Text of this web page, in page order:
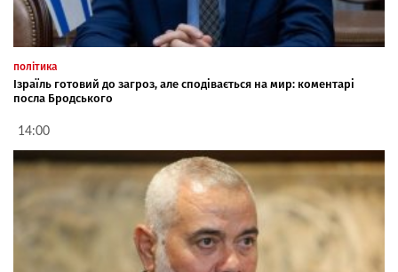
політика
Ізраїль готовий до загроз, але сподівається на мир: коментарі
посла Бродського
14:00